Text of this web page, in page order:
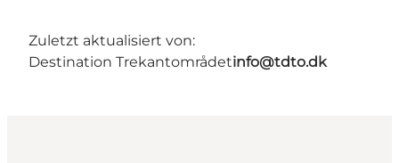
Zuletzt aktualisiert von:
Destination Trekantområdetinfo@tdto.dk